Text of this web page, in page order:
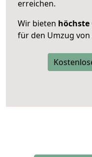
erreichen.
Wir bieten
für den Umzug